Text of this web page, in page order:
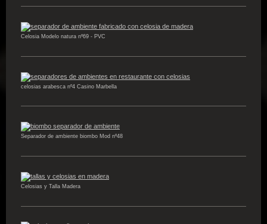
Celosia Modelo natura nº69 - PVC
celosias arabesca nº4 Casino Marbella
Separador de ambiente biombo Mod nº48
Celosias y Talla Madera